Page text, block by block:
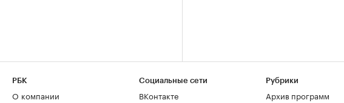
РБК
О компании
Социальные сети
ВКонтакте
Рубрики
Архив программ